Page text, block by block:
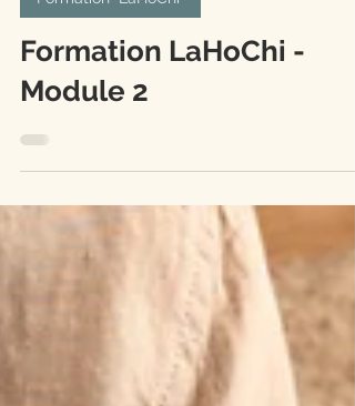
Formation "LaHoChi"
Formation LaHoChi -